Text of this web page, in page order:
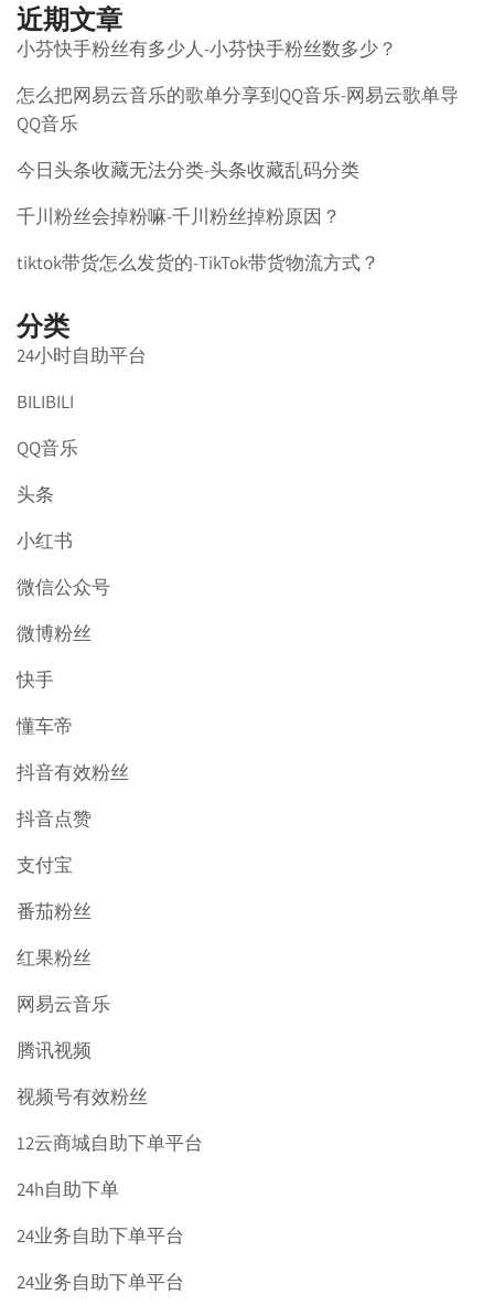
近期文章
小芬快手粉丝有多少人-小芬快手粉丝数多少？
怎么把网易云音乐的歌单分享到QQ音乐-网易云歌单导
QQ音乐
今日头条收藏无法分类-头条收藏乱码分类
千川粉丝会掉粉嘛-千川粉丝掉粉原因？
tiktok带货怎么发货的-TikTok带货物流方式？
分类
24小时自助平台
BILIBILI
QQ音乐
头条
小红书
微信公众号
微博粉丝
快手
懂车帝
抖音有效粉丝
抖音点赞
支付宝
番茄粉丝
红果粉丝
网易云音乐
腾讯视频
视频号有效粉丝
12云商城自助下单平台
24h自助下单
24业务自助下单平台
24业务自助下单平台